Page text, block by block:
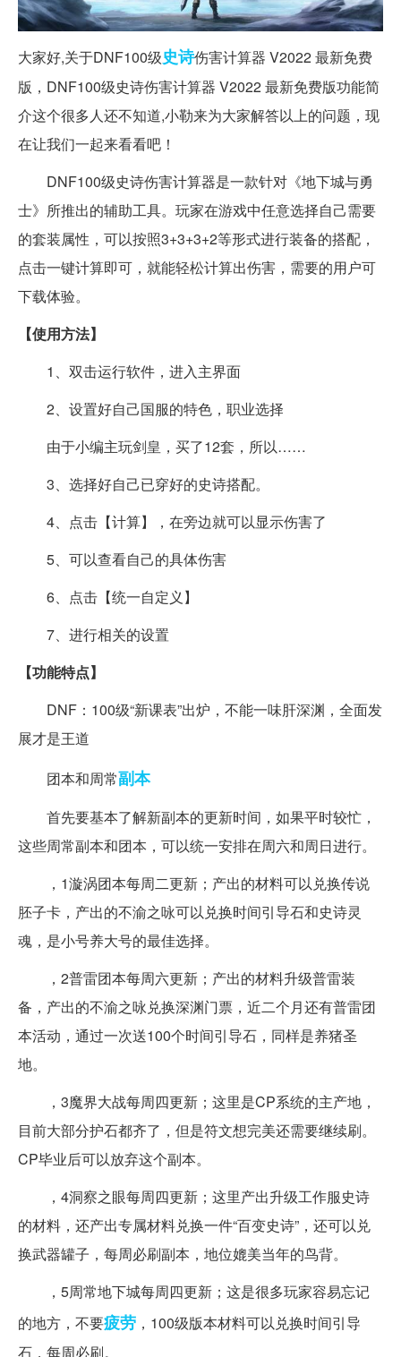
大家好,关于DNF100级史诗伤害计算器 V2022 最新免费
版，DNF100级史诗伤害计算器 V2022 最新免费版功能简
介这个很多人还不知道,小勒来为大家解答以上的问题，现
在让我们一起来看看吧！
DNF100级史诗伤害计算器是一款针对《地下城与勇
士》所推出的辅助工具。玩家在游戏中任意选择自己需要
的套装属性，可以按照3+3+3+2等形式进行装备的搭配，
点击一键计算即可，就能轻松计算出伤害，需要的用户可
下载体验。
【使用方法】
1、双击运行软件，进入主界面
2、设置好自己国服的特色，职业选择
由于小编主玩剑皇，买了12套，所以……
3、选择好自己已穿好的史诗搭配。
4、点击【计算】，在旁边就可以显示伤害了
5、可以查看自己的具体伤害
6、点击【统一自定义】
7、进行相关的设置
【功能特点】
DNF：100级“新课表”出炉，不能一味肝深渊，全面发
展才是王道
团本和周常副本
首先要基本了解新副本的更新时间，如果平时较忙，
这些周常副本和团本，可以统一安排在周六和周日进行。
，1漩涡团本每周二更新；产出的材料可以兑换传说
胚子卡，产出的不渝之咏可以兑换时间引导石和史诗灵
魂，是小号养大号的最佳选择。
，2普雷团本每周六更新；产出的材料升级普雷装
备，产出的不渝之咏兑换深渊门票，近二个月还有普雷团
本活动，通过一次送100个时间引导石，同样是养猪圣
地。
，3魔界大战每周四更新；这里是CP系统的主产地，
目前大部分护石都齐了，但是符文想完美还需要继续刷。
CP毕业后可以放弃这个副本。
，4洞察之眼每周四更新；这里产出升级工作服史诗
的材料，还产出专属材料兑换一件“百变史诗”，还可以兑
换武器罐子，每周必刷副本，地位媲美当年的鸟背。
，5周常地下城每周四更新；这是很多玩家容易忘记
的地方，不要疲劳 ，100级版本材料可以兑换时间引导
石，每周必刷。